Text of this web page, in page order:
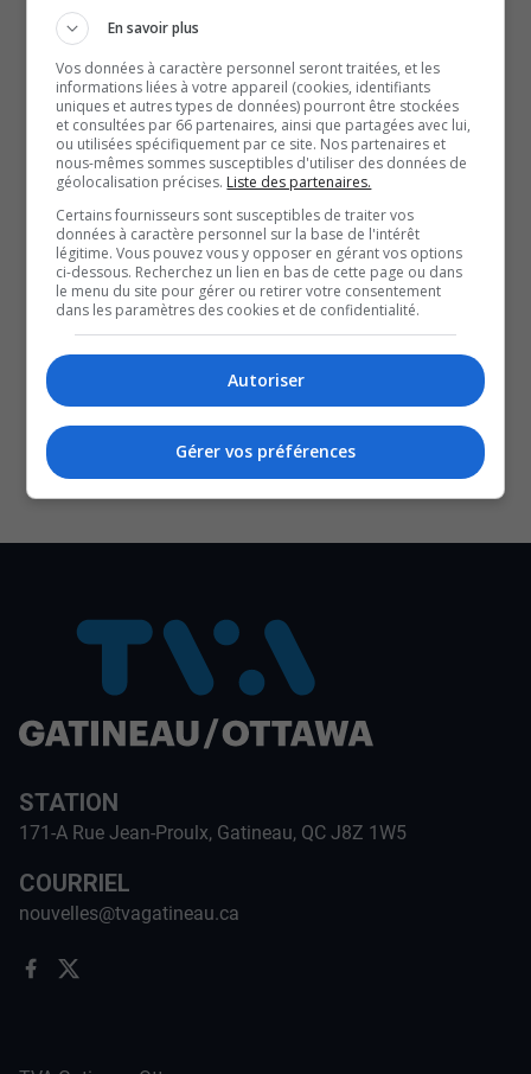
projet de loi 106, surtout dans des régions sous-
financées comme l’Outaouais. Elle souligne
l’épuisement des médecins, leur engagement
envers leurs patients malgré des conditions
difficiles, et met en garde contre les conséquences
d’un système qui pousse les professionnels à
quitter la région. Elle appelle le gouvernement à
écouter les équipes de terrain avec respect et
collaboration, plutôt que de leur faire porter la
responsabilité des lacunes du système de santé.
SOUTENIR NOS MÉDIAS, C’EST PROTÉGER NOTRE
CULTURE ET NOTRE ÉCONOMIE
STATION
171-A Rue Jean-Proulx, Gatineau, QC J8Z 1W5
COURRIEL
nouvelles@tvagatineau.ca
En savoir plus
Vos données à caractère personnel seront traitées, et les
informations liées à votre appareil (cookies, identifiants
uniques et autres types de données) pourront être stockées
et consultées par 66 partenaires, ainsi que partagées avec lui,
ou utilisées spécifiquement par ce site. Nos partenaires et
nous-mêmes sommes susceptibles d'utiliser des données de
géolocalisation précises. Liste des partenaires.
Certains fournisseurs sont susceptibles de traiter vos
données à caractère personnel sur la base de l'intérêt
légitime. Vous pouvez vous y opposer en gérant vos options
ci-dessous. Recherchez un lien en bas de cette page ou dans
le menu du site pour gérer ou retirer votre consentement
dans les paramètres des cookies et de confidentialité.
Autoriser
Gérer vos préférences